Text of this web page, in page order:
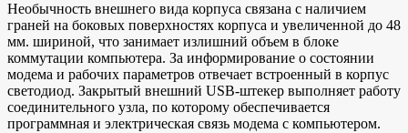
Необычность внешнего вида корпуса связана с наличием
граней на боковых поверхностях корпуса и увеличенной до 48
мм. шириной, что занимает излишний объем в блоке
коммутации компьютера. За информирование о состоянии
модема и рабочих параметров отвечает встроенный в корпус
светодиод. Закрытый внешний USB-штекер выполняет работу
соединительного узла, по которому обеспечивается
программная и электрическая связь модема с компьютером.